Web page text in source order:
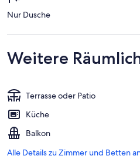
Nur Dusche
Weitere
Terrasse oder Patio
Küche
Balkon
Alle Details zu Zimmer und Betten